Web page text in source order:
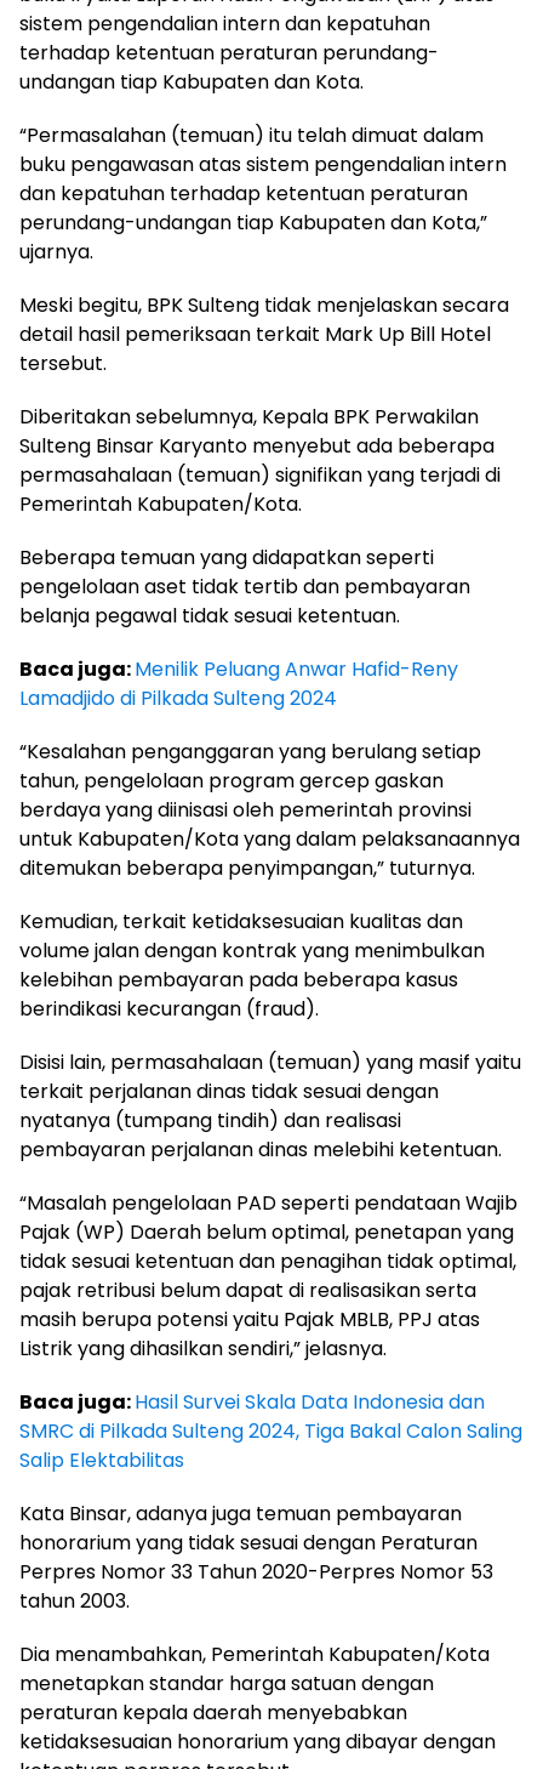
sistem pengendalian intern dan kepatuhan
terhadap ketentuan peraturan perundang-
undangan tiap Kabupaten dan Kota.
“Permasalahan (temuan) itu telah dimuat dalam
buku pengawasan atas sistem pengendalian intern
dan kepatuhan terhadap ketentuan peraturan
perundang-undangan tiap Kabupaten dan Kota,”
ujarnya.
Meski begitu, BPK Sulteng tidak menjelaskan secara
detail hasil pemeriksaan terkait Mark Up Bill Hotel
tersebut.
Diberitakan sebelumnya, Kepala BPK Perwakilan
Sulteng Binsar Karyanto menyebut ada beberapa
permasahalaan (temuan) signifikan yang terjadi di
Pemerintah Kabupaten/Kota.
Beberapa temuan yang didapatkan seperti
pengelolaan aset tidak tertib dan pembayaran
belanja pegawal tidak sesuai ketentuan.
Baca juga:Menilik Peluang Anwar Hafid-Reny
Lamadjido di Pilkada Sulteng 2024
“Kesalahan penganggaran yang berulang setiap
tahun, pengelolaan program gercep gaskan
berdaya yang diinisasi oleh pemerintah provinsi
untuk Kabupaten/Kota yang dalam pelaksanaannya
ditemukan beberapa penyimpangan,” tuturnya.
Kemudian, terkait ketidaksesuaian kualitas dan
volume jalan dengan kontrak yang menimbulkan
kelebihan pembayaran pada beberapa kasus
berindikasi kecurangan (fraud).
Disisi lain, permasahalaan (temuan) yang masif yaitu
terkait perjalanan dinas tidak sesuai dengan
nyatanya (tumpang tindih) dan realisasi
pembayaran perjalanan dinas melebihi ketentuan.
“Masalah pengelolaan PAD seperti pendataan Wajib
Pajak (WP) Daerah belum optimal, penetapan yang
tidak sesuai ketentuan dan penagihan tidak optimal,
pajak retribusi belum dapat di realisasikan serta
masih berupa potensi yaitu Pajak MBLB, PPJ atas
Listrik yang dihasilkan sendiri,” jelasnya.
Baca juga:Hasil Survei Skala Data Indonesia dan
SMRC di Pilkada Sulteng 2024, Tiga Bakal Calon Saling
Salip Elektabilitas
Kata Binsar, adanya juga temuan pembayaran
honorarium yang tidak sesuai dengan Peraturan
Perpres Nomor 33 Tahun 2020-Perpres Nomor 53
tahun 2003.
Dia menambahkan, Pemerintah Kabupaten/Kota
menetapkan standar harga satuan dengan
peraturan kepala daerah menyebabkan
ketidaksesuaian honorarium yang dibayar dengan